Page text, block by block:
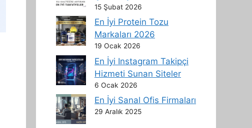
15 Şubat 2026
En İyi Protein Tozu
Markaları 2026
19 Ocak 2026
En İyi Instagram Takipçi
Hizmeti Sunan Siteler
6 Ocak 2026
En İyi Sanal Ofis Firmaları
29 Aralık 2025